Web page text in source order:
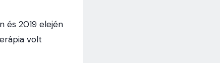
és 2019 elején
volt